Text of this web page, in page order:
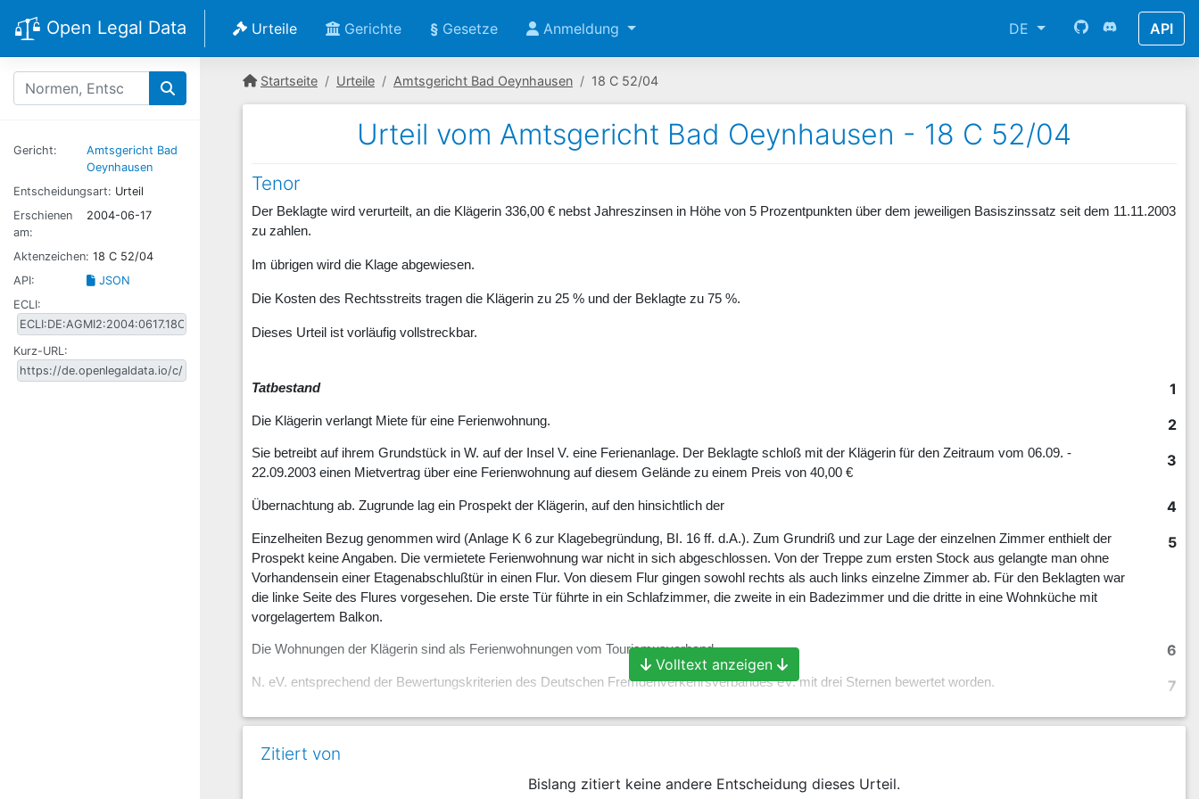
Open Legal Data Urteile Gerichte § Gesetze Anmeldung DE API
Gericht:
Amtsgericht Bad
Oeynhausen
Entscheidungsart: Urteil
Erschienen
am:
2004-06-17
Aktenzeichen: 18 C 52/04
API:
JSON
ECLI:
Kurz-URL:
Startseite Urteile Amtsgericht Bad Oeynhausen 18 C 52/04
Urteil vom Amtsgericht Bad Oeynhausen - 18 C 52/04
Tenor
Der Beklagte wird verurteilt, an die Klägerin 336,00 € nebst Jahreszinsen in Höhe von 5 Prozentpunkten über dem jeweiligen Basiszinssatz seit dem 11.11.2003
zu zahlen.
Im übrigen wird die Klage abgewiesen.
Die Kosten des Rechtsstreits tragen die Klägerin zu 25 % und der Beklagte zu 75 %.
Dieses Urteil ist vorläufig vollstreckbar.
1
Tatbestand
2
Die Klägerin verlangt Miete für eine Ferienwohnung.
3
Sie betreibt auf ihrem Grundstück in W. auf der Insel V. eine Ferienanlage. Der Beklagte schloß mit der Klägerin für den Zeitraum vom 06.09. -
22.09.2003 einen Mietvertrag über eine Ferienwohnung auf diesem Gelände zu einem Preis von 40,00 €
4
Übernachtung ab. Zugrunde lag ein Prospekt der Klägerin, auf den hinsichtlich der
5
Einzelheiten Bezug genommen wird (Anlage K 6 zur Klagebegründung, BI. 16 ff. d.A.). Zum Grundriß und zur Lage der einzelnen Zimmer enthielt der
Prospekt keine Angaben. Die vermietete Ferienwohnung war nicht in sich abgeschlossen. Von der Treppe zum ersten Stock aus gelangte man ohne
Vorhandensein einer Etagenabschlußtür in einen Flur. Von diesem Flur gingen sowohl rechts als auch links einzelne Zimmer ab. Für den Beklagten war
die linke Seite des Flures vorgesehen. Die erste Tür führte in ein Schlafzimmer, die zweite in ein Badezimmer und die dritte in eine Wohnküche mit
vorgelagertem Balkon.
6
Die Wohnungen der Klägerin sind als Ferienwohnungen vom Tourismusverband
7
N. eV. entsprechend der Bewertungskriterien des Deutschen Fremdenverkehrsverbandes eV. mit drei Sternen bewertet worden.
8
Der Beklagte kam mit seiner Ehefrau und dem Hund nach 7 -stündiger Autofahrt am
06.09.2003 an und verbrachte eine Nacht in den Räumlichkeiten. Am darauffolgenden Tag reiste der Beklagte wieder ab. Er zahlte an die Klägerin 40,00
Volltext anzeigen
Zitiert von
Bislang zitiert keine andere Entscheidung dieses Urteil.